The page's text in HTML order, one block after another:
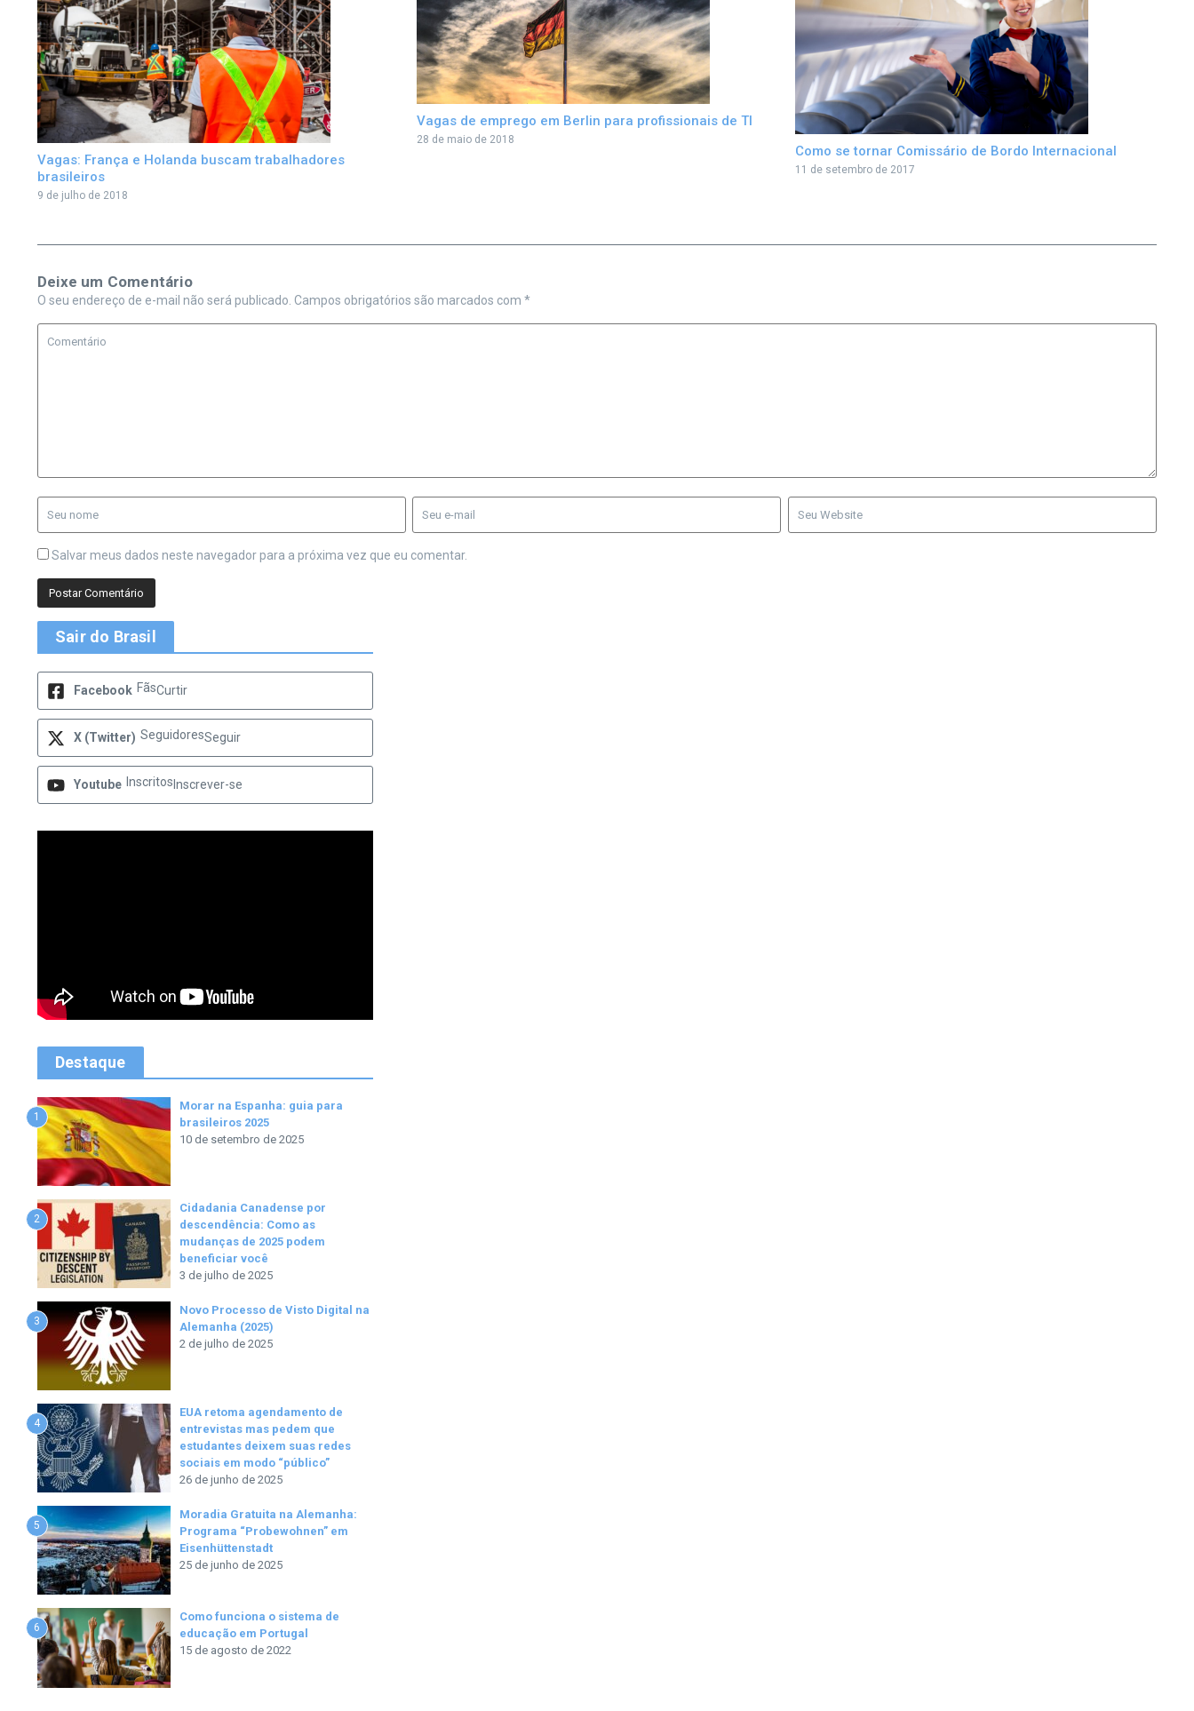
Vagas: França e Holanda buscam trabalhadores
brasileiros
9 de julho de 2018
Vagas de emprego em Berlin para profissionais de TI
28 de maio de 2018
Como se tornar Comissário de Bordo Internacional
11 de setembro de 2017
Deixe um Comentário
O seu endereço de e-mail não será publicado. Campos obrigatórios são marcados com *
Salvar meus dados neste navegador para a próxima vez que eu comentar.
Sair do Brasil
Facebook FãsCurtir
X (Twitter) SeguidoresSeguir
Youtube Inscritos Inscrever-se
Destaque
1
Morar na Espanha: guia para
brasileiros 2025
10 de setembro de 2025
2
Cidadania Canadense por
descendência: Como as
mudanças de 2025 podem
beneficiar você
3 de julho de 2025
3
Novo Processo de Visto Digital na
Alemanha (2025)
2 de julho de 2025
4
EUA retoma agendamento de
entrevistas mas pedem que
estudantes deixem suas redes
sociais em modo “público”
26 de junho de 2025
5
Moradia Gratuita na Alemanha:
Programa “Probewohnen” em
Eisenhüttenstadt
25 de junho de 2025
6
Como funciona o sistema de
educação em Portugal
15 de agosto de 2022